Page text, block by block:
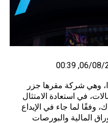
نجحت شركة IX Acquisition Corp، وهي شركة مقرها جزر
في استعادة الامتثال
وفقًا لما جاء في الإيداع
المالية والبورصات